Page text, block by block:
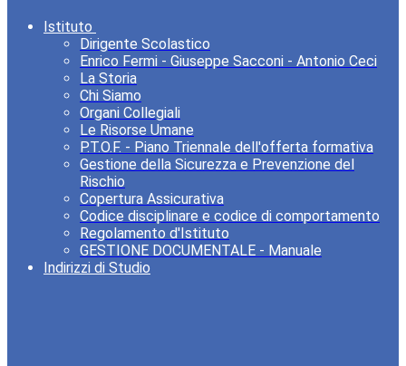
Istituto
Dirigente Scolastico
Enrico Fermi - Giuseppe Sacconi - Antonio Ceci
La Storia
Chi Siamo
Organi Collegiali
Le Risorse Umane
P.T.O.F. - Piano Triennale dell'offerta formativa
Gestione della Sicurezza e Prevenzione del
Rischio
Copertura Assicurativa
Codice disciplinare e codice di comportamento
Regolamento d'Istituto
GESTIONE DOCUMENTALE - Manuale
Indirizzi di Studio